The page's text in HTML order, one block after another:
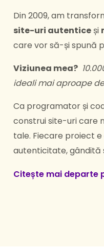
Din 2009, am
site-uri autentice și
care vor să-și spună
Viziunea mea?
ideali mai aproape
Ca programator și
construi site-uri care
tale. Fiecare proiect
autenticitate, gândită
Citește mai departe